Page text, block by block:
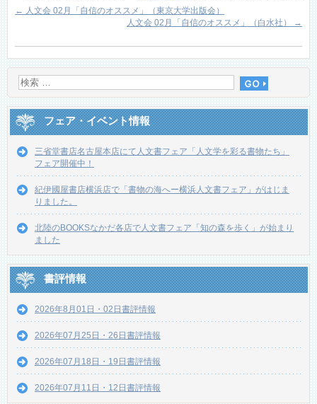
← 人文会 02月「自信のオススメ」（東京大学出版会）
人文会 02月「自信のオススメ」（白水社）
→
フェア・イベント情報
三省堂書店名古屋本店にて人文書フェア「人文学を彩る書物たち」
フェア開催中！
紀伊國屋書店横浜店で「書物の海へー横浜人文書フェア」がはじま
りました。
北陸のBOOKSなかだ各店で人文書フェア「知の森を歩く」が始まり
ました
書評情報
2026年8月01日・02日書評情報
2026年07月25日・26日書評情報
2026年07月18日・19日書評情報
2026年07月11日・12日書評情報